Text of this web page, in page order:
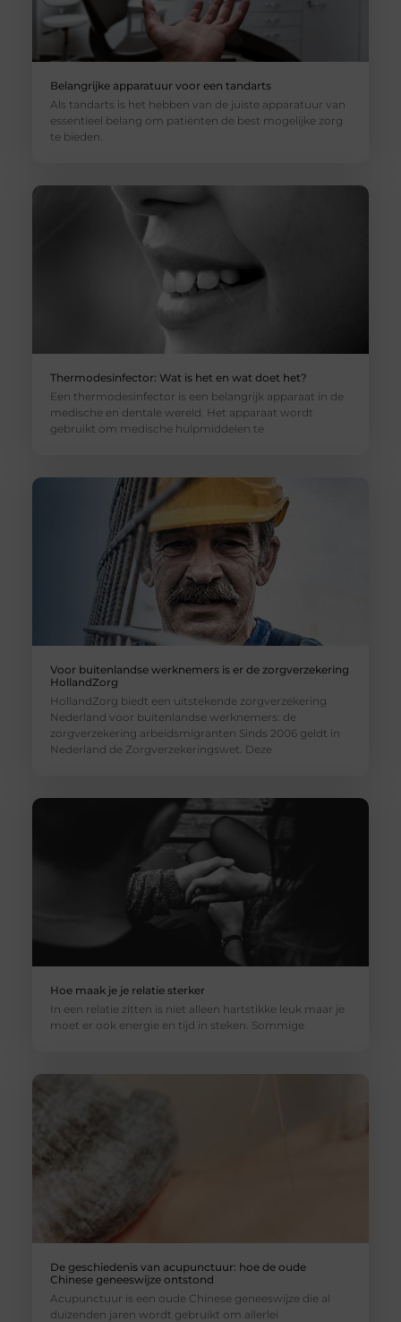
Belangrijke apparatuur voor een tandarts
Als tandarts is het hebben van de juiste apparatuur van
essentieel belang om patiënten de best mogelijke zorg
te bieden.
Thermodesinfector: Wat is het en wat doet het?
Een thermodesinfector is een belangrijk apparaat in de
medische en dentale wereld. Het apparaat wordt
gebruikt om medische hulpmiddelen te
Voor buitenlandse werknemers is er de zorgverzekering
HollandZorg
HollandZorg biedt een uitstekende zorgverzekering
Nederland voor buitenlandse werknemers: de
zorgverzekering arbeidsmigranten Sinds 2006 geldt in
Nederland de Zorgverzekeringswet. Deze
Hoe maak je je relatie sterker
In een relatie zitten is niet alleen hartstikke leuk maar je
moet er ook energie en tijd in steken. Sommige
De geschiedenis van acupunctuur: hoe de oude
Chinese geneeswijze ontstond
Acupunctuur is een oude Chinese geneeswijze die al
duizenden jaren wordt gebruikt om allerlei